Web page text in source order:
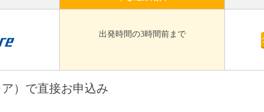
出発時間の3時間前まで
）で直接お申込み